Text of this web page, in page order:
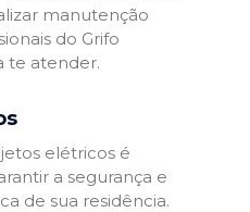
manutenção
do Grifo
te atender.
elétricos é
a segurança e
de sua residência.